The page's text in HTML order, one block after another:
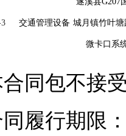
交通管理设备 城月镇竹叶塘
微卡口系
同包不接
履行期限